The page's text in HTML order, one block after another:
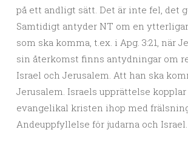
på ett andligt sätt. Det är inte fel, det
Samtidigt antyder NT om en
som ska komma, t.ex. i Apg. 3:21, när
sin återkomst finns antydningar om
Israel och Jerusalem. Att han ska
Jerusalem. Israels upprättelse kopplar
evangelikal kristen ihop med
Andeuppfyllelse för judarna och Israel.